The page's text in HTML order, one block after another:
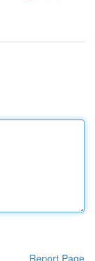
Report Page